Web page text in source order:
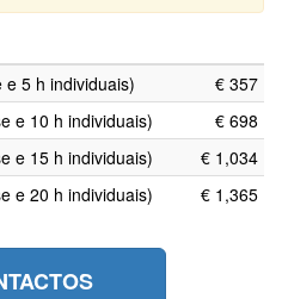
5 h individuais)
€ 357
e 10 h individuais)
€ 698
e 15 h individuais)
€ 1,034
e 20 h individuais)
€ 1,365